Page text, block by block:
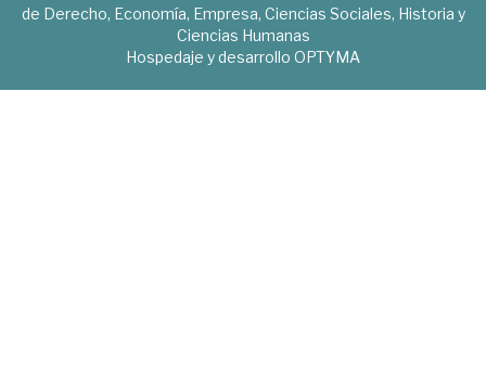
de Derecho, Economía, Empresa, Ciencias Sociales, Historia y
Ciencias Humanas
Hospedaje y desarrollo OPTYMA